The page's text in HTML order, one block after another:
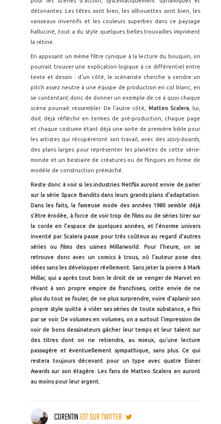
détonantes. Les têtes sont bien, les silhouettes sont bien, les
vaisseaux inventifs et les couleurs superbes dans ce paysage
halluciné, tout a du style quelques belles trouvailles impriment
la rétine.
En apposant un même filtre cynique à la lecture du bouquin, on
pourrait trouver une explication logique à ce différentiel entre
texte et dessin : d'un côté, le scénariste cherche à vendre un
pitch assez neutre à une équipe de production en col blanc, en
se contentant donc de donner un exemple de ce à quoi chaque
scène pourrait ressembler. De l'autre côté, Matteo Scalera, lui,
doit déjà réfléchir en termes de pré-production, chaque page
et chaque costume étant déjà une sorte de première bible pour
les artistes qui récupéreront son travail, avec des story-boards,
des plans larges pour représenter les planètes de cette série-
monde et un bestiaire de créatures ou de flingues en forme de
modèle de construction prémâché.
Reste donc à voir si les industries Netflix auront envie de parier
sur la série Space Bandits dans leurs grands plans d'adaptation.
Dans les faits, la fameuse mode des années 1980 semble déjà
s'être érodée, à force de voir trop de films ou de séries tirer sur
la corde en l'espace de quelques années, et l'énorme univers
inventé par Scalera passe pour très coûteux au regard d'autres
séries ou films des usines Millarworld. Pour l'heure, on se
retrouve donc avec un comics à trous, où l'auteur pose des
idées sans les développer réellement. Sans jeter la pierre à Mark
Millar, qui a après tout bien le droit de se venger de Marvel en
rêvant à son propre empire de franchises, cette envie de ne
plus du tout se fouler, de ne plus surprendre, voire d'aplanir son
propre style quitte à vider ses séries de toute substance, a fini
par se voir. De volumes en volumes, on a surtout l'impression de
voir de bons dessinateurs gâcher leur temps et leur talent sur
des titres dont on ne retiendra, au mieux, qu'une lecture
passagère et éventuellement sympathique, sans plus. Ce qui
restera toujours décevant pour un type avec quatre Eisner
Awards sur son étagère. Les fans de Matteo Scalera en auront
au moins pour leur argent.
CORENTINEST SUR TWITTER